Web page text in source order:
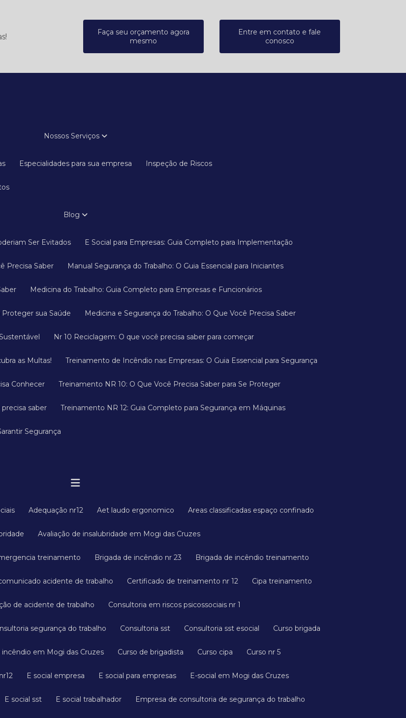
Faça seu orçamento agora
mesmo
Entre em contato e fale
conosco
Nossos Serviços
Especialidades para sua empresa Inspeção de Riscos
Blog
Ser Evitados E Social para Empresas: Guia Completo para Implementação
Precisa Saber Manual Segurança do Trabalho: O Guia Essencial para Iniciantes
Medicina do Trabalho: Guia Completo para Empresas e Funcionários
Proteger sua Saúde Medicina e Segurança do Trabalho: O Que Você Precisa Saber
Nr 10 Reciclagem: O que você precisa saber para começar
as Multas! Treinamento de Incêndio nas Empresas: O Guia Essencial para Segurança
Conhecer Treinamento NR 10: O Que Você Precisa Saber para Se Proteger
saber Treinamento NR 12: Guia Completo para Segurança em Máquinas
Segurança
Adequação nr12 Aet laudo ergonomico Areas classificadas espaço confinado
Avaliação de insalubridade em Mogi das Cruzes
treinamento Brigada de incêndio nr 23 Brigada de incêndio treinamento
comunicado acidente de trabalho Certificado de treinamento nr 12 Cipa treinamento
de acidente de trabalho Consultoria em riscos psicossociais nr 1
segurança do trabalho Consultoria sst Consultoria sst esocial Curso brigada
incêndio em Mogi das Cruzes Curso de brigadista Curso cipa Curso nr 5
E social empresa E social para empresas E-social em Mogi das Cruzes
E social sst E social trabalhador Empresa de consultoria de segurança do trabalho